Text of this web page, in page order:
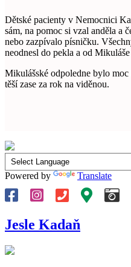
Dětské pacienty v Nemocnici
sám, na pomoc si vzal anděla a
nebo zazpívalo písničku.
neodnesl do pekla a od
Mikulášské odpoledne bylo
těší zase za rok na viděnou.
Powered by Translate
Jesle Kadaň